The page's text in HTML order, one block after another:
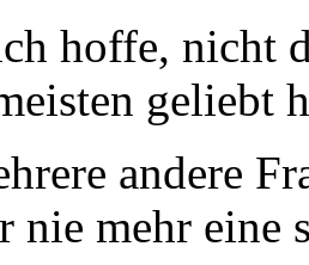
hoffe, nicht
geliebt
andere
nie mehr eine